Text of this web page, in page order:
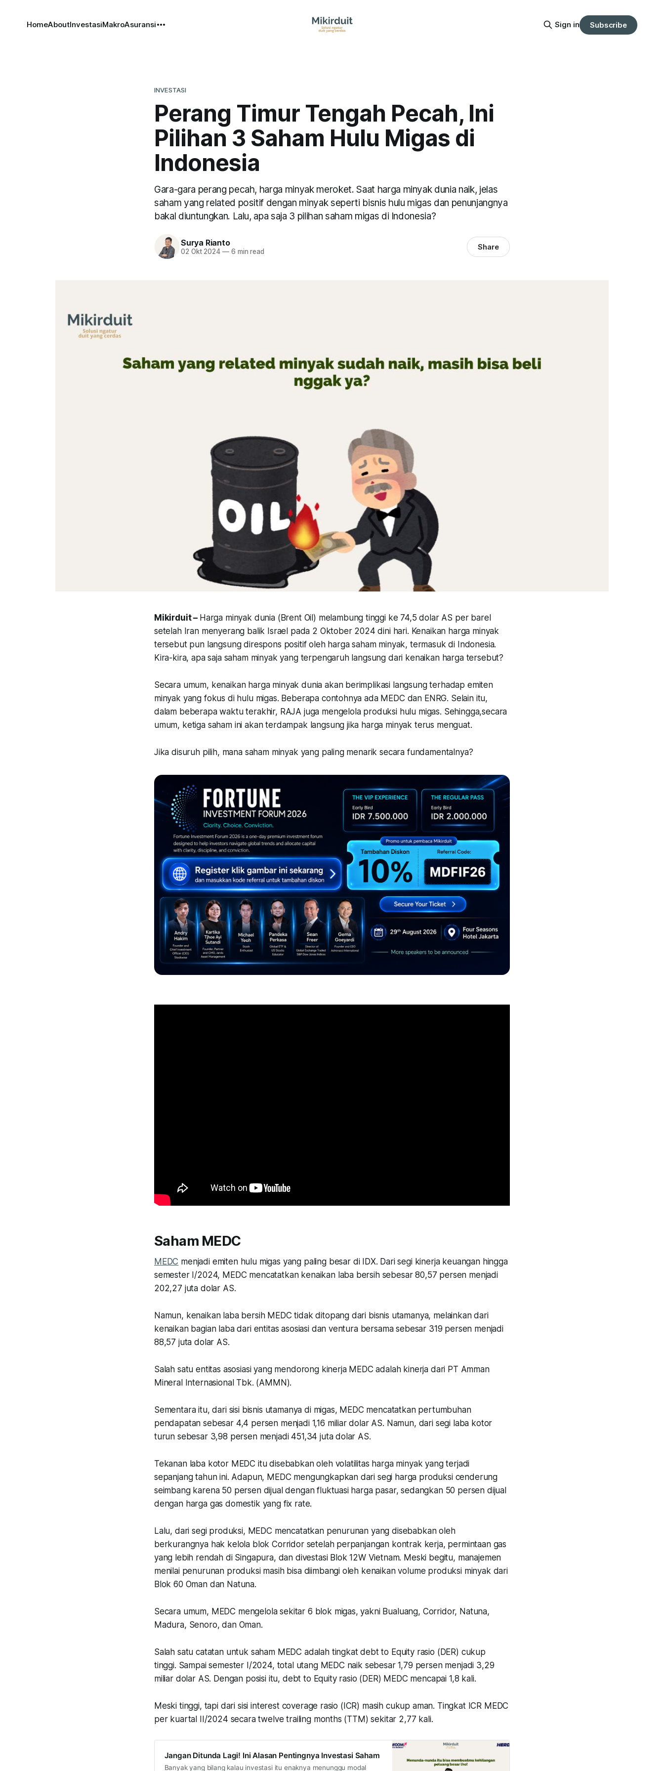
HomeAboutInvestasiMakroAsuransi Sign in Subscribe
INVESTASI
Perang Timur Tengah Pecah, Ini
Pilihan 3 Saham Hulu Migas di
Indonesia
Gara-gara perang pecah, harga minyak meroket. Saat harga minyak dunia naik, jelas
saham yang related positif dengan minyak seperti bisnis hulu migas dan penunjangnya
bakal diuntungkan. Lalu, apa saja 3 pilihan saham migas di Indonesia?
Surya Rianto
02 Okt 2024 —6 min read Share
Mikirduit – Harga minyak dunia (Brent Oil) melambung tinggi ke 74,5 dolar AS per barel
setelah Iran menyerang balik Israel pada 2 Oktober 2024 dini hari. Kenaikan harga minyak
tersebut pun langsung direspons positif oleh harga saham minyak, termasuk di Indonesia.
Kira-kira, apa saja saham minyak yang terpengaruh langsung dari kenaikan harga tersebut?
Secara umum, kenaikan harga minyak dunia akan berimplikasi langsung terhadap emiten
minyak yang fokus di hulu migas. Beberapa contohnya ada MEDC dan ENRG. Selain itu,
dalam beberapa waktu terakhir, RAJA juga mengelola produksi hulu migas. Sehingga,secara
umum, ketiga saham ini akan terdampak langsung jika harga minyak terus menguat.
Jika disuruh pilih, mana saham minyak yang paling menarik secara fundamentalnya?
Saham MEDC
MEDC menjadi emiten hulu migas yang paling besar di IDX. Dari segi kinerja keuangan hingga
semester I/2024, MEDC mencatatkan kenaikan laba bersih sebesar 80,57 persen menjadi
202,27 juta dolar AS.
Namun, kenaikan laba bersih MEDC tidak ditopang dari bisnis utamanya, melainkan dari
kenaikan bagian laba dari entitas asosiasi dan ventura bersama sebesar 319 persen menjadi
88,57 juta dolar AS.
Salah satu entitas asosiasi yang mendorong kinerja MEDC adalah kinerja dari PT Amman
Mineral Internasional Tbk. (AMMN).
Sementara itu, dari sisi bisnis utamanya di migas, MEDC mencatatkan pertumbuhan
pendapatan sebesar 4,4 persen menjadi 1,16 miliar dolar AS. Namun, dari segi laba kotor
turun sebesar 3,98 persen menjadi 451,34 juta dolar AS.
Tekanan laba kotor MEDC itu disebabkan oleh volatilitas harga minyak yang terjadi
sepanjang tahun ini. Adapun, MEDC mengungkapkan dari segi harga produksi cenderung
seimbang karena 50 persen dijual dengan fluktuasi harga pasar, sedangkan 50 persen dijual
dengan harga gas domestik yang fix rate.
Lalu, dari segi produksi, MEDC mencatatkan penurunan yang disebabkan oleh
berkurangnya hak kelola blok Corridor setelah perpanjangan kontrak kerja, permintaan gas
yang lebih rendah di Singapura, dan divestasi Blok 12W Vietnam. Meski begitu, manajemen
menilai penurunan produksi masih bisa diimbangi oleh kenaikan volume produksi minyak dari
Blok 60 Oman dan Natuna.
Secara umum, MEDC mengelola sekitar 6 blok migas, yakni Bualuang, Corridor, Natuna,
Madura, Senoro, dan Oman.
Salah satu catatan untuk saham MEDC adalah tingkat debt to Equity rasio (DER) cukup
tinggi. Sampai semester I/2024, total utang MEDC naik sebesar 1,79 persen menjadi 3,29
miliar dolar AS. Dengan posisi itu, debt to Equity rasio (DER) MEDC mencapai 1,8 kali.
Meski tinggi, tapi dari sisi interest coverage rasio (ICR) masih cukup aman. Tingkat ICR MEDC
per kuartal II/2024 secara twelve trailing months (TTM) sekitar 2,77 kali.
Jangan Ditunda Lagi! Ini Alasan Pentingnya Investasi Saham
Banyak yang bilang kalau investasi itu enaknya menunggu modal